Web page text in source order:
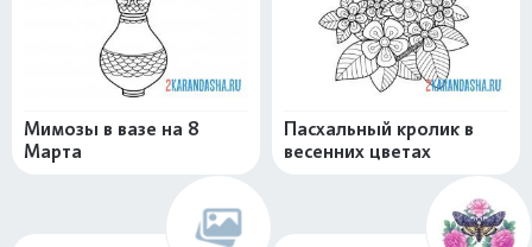
Мимозы в вазе на 8
Марта
Пасхальный кролик в
весенних цветах